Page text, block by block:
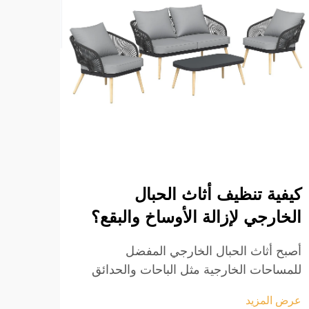
كيفية تنظيف أثاث الحبال
الخارجي لإزالة الأوساخ والبقع؟
أصبح أثاث الحبال الخارجي المفضل
للمساحات الخارجية مثل الباحات والحدائق
عرض المزيد